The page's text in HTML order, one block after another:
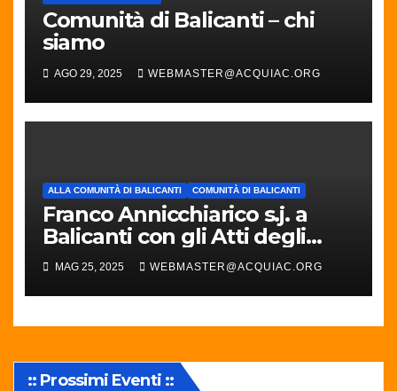
Comunità di Balicanti – chi
siamo
AGO 29, 2025 WEBMASTER@ACQUIAC.ORG
ALLA COMUNITÀ DI BALICANTI COMUNITÀ DI BALICANTI
Franco Annicchiarico s.j. a
Balicanti con gli Atti degli
Apostoli
MAG 25, 2025 WEBMASTER@ACQUIAC.ORG
:: Prossimi Eventi ::